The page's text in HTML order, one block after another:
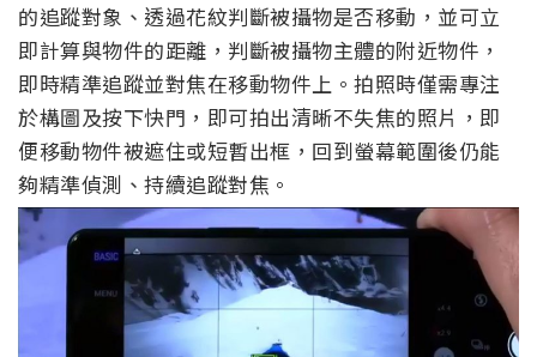
的追蹤對象、透過花紋判斷被攝物是否移動，並可立
即計算與物件的距離，判斷被攝物主體的附近物件，
即時精準追蹤並對焦在移動物件上。拍照時僅需專注
於構圖及按下快門，即可拍出清晰不失焦的照片，即
便移動物件被遮住或短暫出框，回到螢幕範圍後仍能
夠精準偵測、持續追蹤對焦。